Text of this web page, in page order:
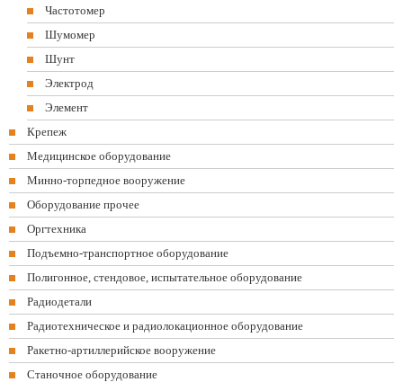
Частотомер
Шумомер
Шунт
Электрод
Элемент
Крепеж
Медицинское оборудование
Минно-торпедное вооружение
Оборудование прочее
Оргтехника
Подъемно-транспортное оборудование
Полигонное, стендовое, испытательное оборудование
Радиодетали
Радиотехническое и радиолокационное оборудование
Ракетно-артиллерийское вооружение
Станочное оборудование